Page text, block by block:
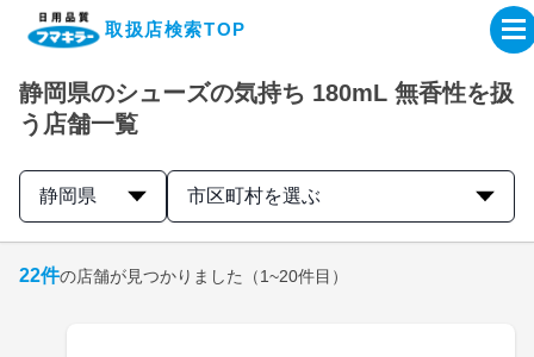
取扱店検索TOP
企業・IR情報サイト
製品情報サイト
静岡県のシューズの気持ち 180mL 無香性を扱
う店舗一覧
静岡県 市区町村を選ぶ
22件の店舗が見つかりました （1~20件目）